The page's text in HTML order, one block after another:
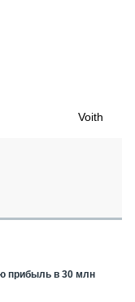
Voith
прибыль в 30 млн